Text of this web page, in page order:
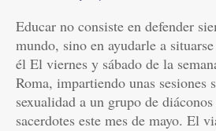
Educar no consiste en defender
mundo, sino en ayudarle a
él El viernes y sábado de la
Roma, impartiendo unas sesiones
sexualidad a un grupo de
sacerdotes este mes de mayo. El